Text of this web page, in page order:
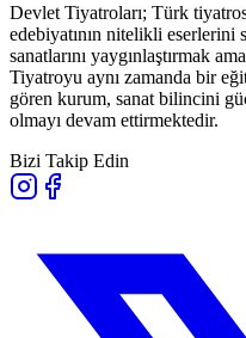
Devlet Tiyatroları; Türk
edebiyatının nitelikli
sanatlarını yaygınlaştırmak
Tiyatroyu aynı zamanda bir
gören kurum, sanat bilincini
olmayı devam ettirmektedir.
Bizi Takip Edin